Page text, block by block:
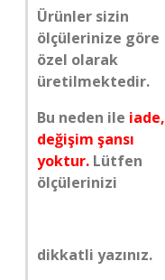
Ürünler sizin
ölçülerinize göre
özel olarak
üretilmektedir.
Bu neden ile iade,
değişim şansı
yoktur. Lütfen
ölçülerinizi
dikkatli yazınız.